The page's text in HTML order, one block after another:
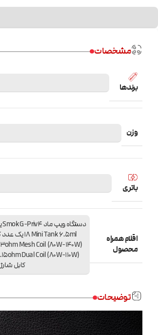
مشخصات
برندها
وزن
باتری
اقلام همراه
محصول
کابل شارژ USB-Type C دفترچه راهنما
توضیحات